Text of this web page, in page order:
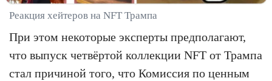
Реакция хейтеров на NFT Трампа
При этом некоторые эксперты предполагают,
что выпуск четвёртой коллекции NFT от Трампа
стал причиной того, что Комиссия по ценным